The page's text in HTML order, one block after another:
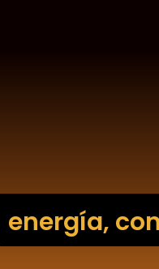
energía,